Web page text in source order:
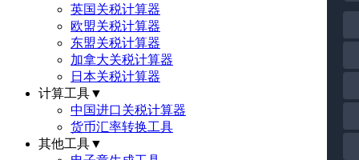
英国关税计算器
欧盟关税计算器
东盟关税计算器
加拿大关税计算器
日本关税计算器
计算工具▼
中国进口关税计算器
货币汇率转换工具
其他工具▼